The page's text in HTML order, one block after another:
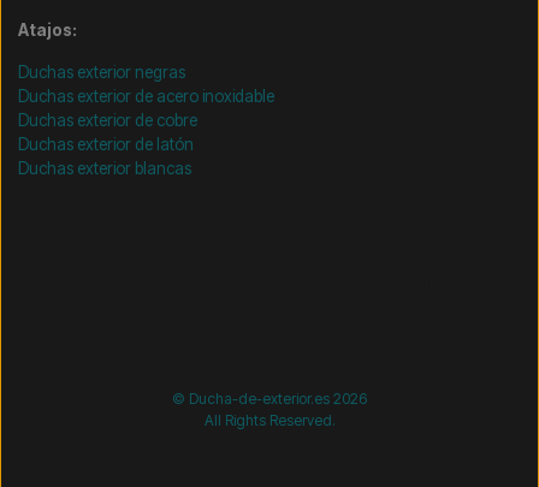
Atajos:
Duchas exterior negras
Duchas exterior de acero inoxidable
Duchas exterior de cobre
Duchas exterior de latón
Duchas exterior blancas
© Ducha-de-exterior.es 2026
All Rights Reserved.